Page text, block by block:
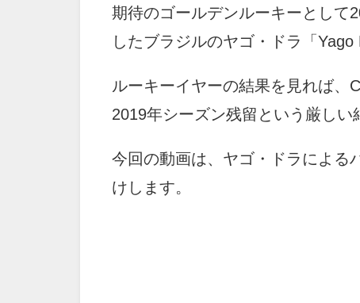
期待のゴールデンルーキーとして
したブラジルのヤゴ・ドラ「Yago
ルーキーイヤーの結果を見れば、
2019年シーズン残留という厳しい
今回の動画は、ヤゴ・ドラによる
けします。